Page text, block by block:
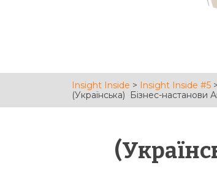
Insight Inside > Insight Inside #5 >
(Українська) Бізнес-